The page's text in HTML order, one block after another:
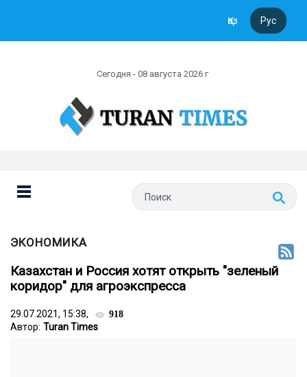
Қаз Рус
Сегодня - 08 августа 2026 г
ЭКОНОМИКА
Казахстан и Россия хотят открыть "зеленый
коридор" для агроэкспресса
29.07.2021, 15:38, 918
Автор: Turan Times